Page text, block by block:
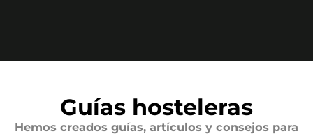
Guías hosteleras
Hemos creados guías, artículos y consejos para